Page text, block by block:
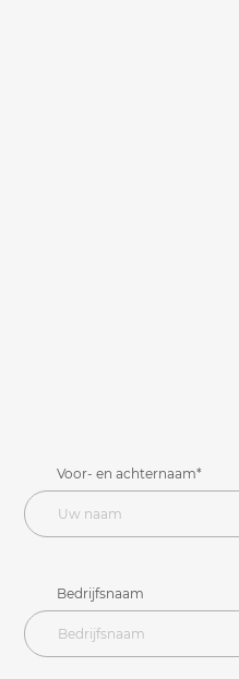
Voor- en achternaam*
Bedrijfsnaam